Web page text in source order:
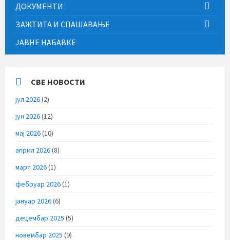
ДОКУМЕНТИ
ЗАЖТИТА И СПАШАВАЊЕ
ЈАВНЕ НАБАВКЕ
СВЕ НОВОСТИ
јул 2026(2)
јун 2026(12)
мај 2026(10)
април 2026(8)
март 2026(1)
фебруар 2026(1)
јануар 2026(6)
децембар 2025 (5)
новембар 2025 (9)